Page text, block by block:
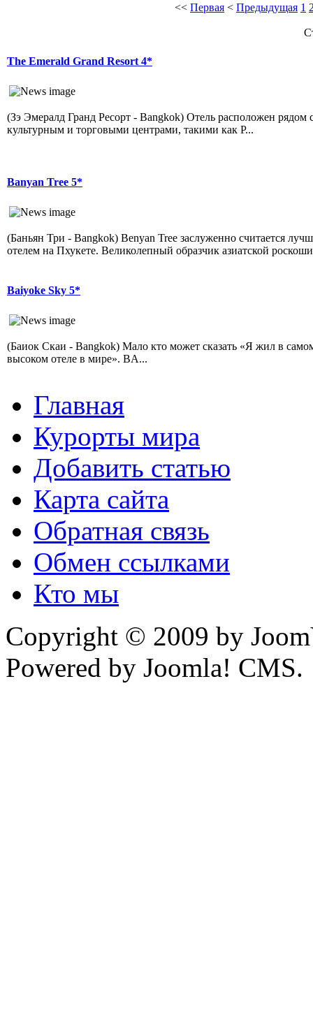
<< Первая < Предыдущая 1
The Emerald Grand Resort 4*
(Зэ Эмералд Гранд Ресорт - Bangkok) Отель расположен рядом
культурным и торговыми центрами, такими как Р...
Banyan Tree 5*
(Баньян Три - Bangkok) Benyan Tree заслуженно считается
отелем на Пхукете. Великолепный образчик азиатской
Baiyoke Sky 5*
(Баиок Скаи - Bangkok) Мало кто может сказать «Я жил в
высоком отеле в мире». BA...
Главная
Курорты мира
Добавить статью
Карта сайта
Обратная связь
Обмен ссылками
Кто мы
Copyright © 2009 by
Powered by Joomla! CMS.